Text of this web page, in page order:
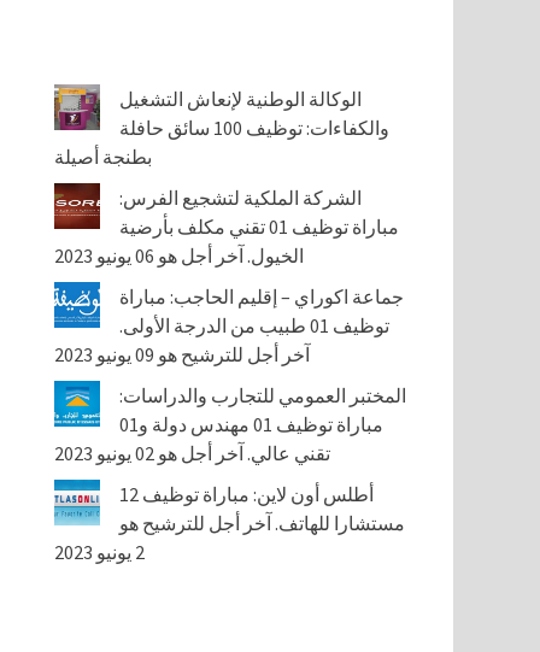
الوكالة الوطنية لإنعاش التشغيل
والكفاءات: توظيف 100 سائق حافلة
بطنجة أصيلة
الشركة الملكية لتشجيع الفرس:
مباراة توظيف 01 تقني مكلف بأرضية
الخيول. آخر أجل هو 06 يونيو 2023
جماعة اكوراي – إقليم الحاجب: مباراة
توظيف 01 طبيب من الدرجة الأولى.
آخر أجل للترشيح هو 09 يونيو 2023
المختبر العمومي للتجارب والدراسات:
مباراة توظيف 01 مهندس دولة و01
تقني عالي. آخر أجل هو 02 يونيو 2023
أطلس أون لاين: مباراة توظيف 12
مستشارا للهاتف. آخر أجل للترشيح هو
2 يونيو 2023